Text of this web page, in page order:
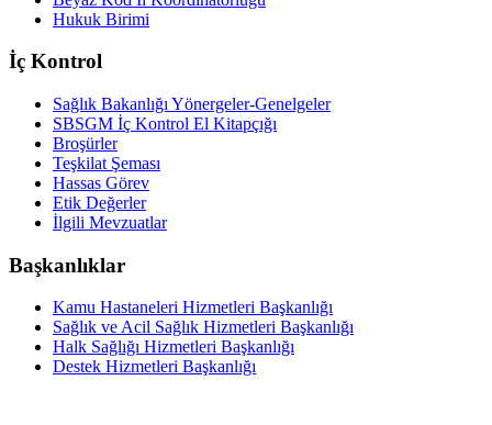
Hukuk Birimi
İç Kontrol
Sağlık Bakanlığı Yönergeler-Genelgeler
SBSGM İç Kontrol El Kitapçığı
Broşürler
Teşkilat Şeması
Hassas Görev
Etik Değerler
İlgili Mevzuatlar
Başkanlıklar
Kamu Hastaneleri Hizmetleri Başkanlığı
Sağlık ve Acil Sağlık Hizmetleri Başkanlığı
Halk Sağlığı Hizmetleri Başkanlığı
Destek Hizmetleri Başkanlığı